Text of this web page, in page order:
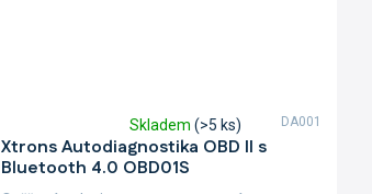
Xtrons Autodiagnostika OBD II s
Bluetooth 4.0 OBD01S
hodnocení
produktu
Skladem (>5 ks) DA001